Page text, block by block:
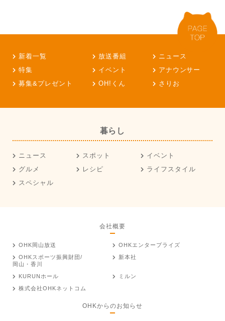
新着一覧 放送番組
ニュース
特集
イベント
アナウンサー
募集&プレゼント
OH!くん さりお
暮らし
ニュース スポット
イベント
グルメ
レシピ
ライフスタイル
スペシャル
会社概要
OHK岡山放送
OHKエンタープライズ
OHKスポーツ振興財団/
岡山・香川
新本社
KURUNホール
ミルン
株式会社OHKネットコム
OHKからのお知らせ